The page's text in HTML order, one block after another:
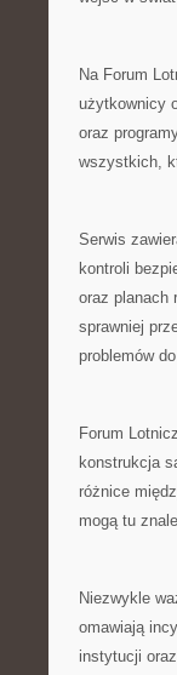
Na Forum
użytkownicy
oraz
wszystkich,
Serwis
kontroli
oraz planach
sprawniej
problemów
Forum
konstrukcja
różnice
mogą tu
Niezwykle
omawiają
instytucji